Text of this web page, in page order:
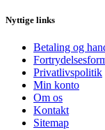
Nyttige links
Betaling og
Privatlivspolitik
Min konto
Om os
Kontakt
Sitemap